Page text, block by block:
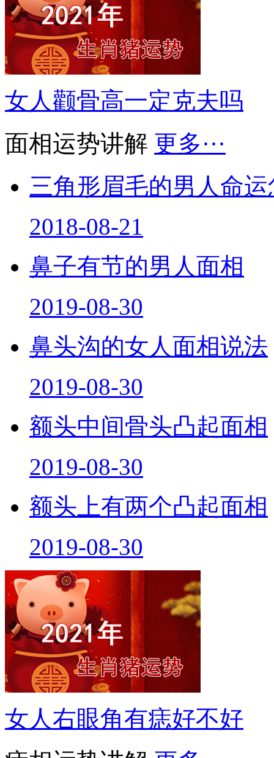
女人颧骨高一定克夫吗
面相运势讲解 更多···
三角形眉毛的男人命
2018-08-21
鼻子有节的男人面相
2019-08-30
鼻头沟的女人面相说法
2019-08-30
额头中间骨头凸起面相
2019-08-30
额头上有两个凸起面相
2019-08-30
女人右眼角有痣好不好